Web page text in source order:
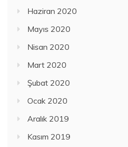
Haziran 2020
Mayıs 2020
Nisan 2020
Mart 2020
Şubat 2020
Ocak 2020
Aralık 2019
Kasım 2019